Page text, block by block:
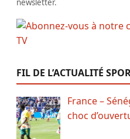
newsletter.
FIL DE L’ACTUALITÉ
France –
choc